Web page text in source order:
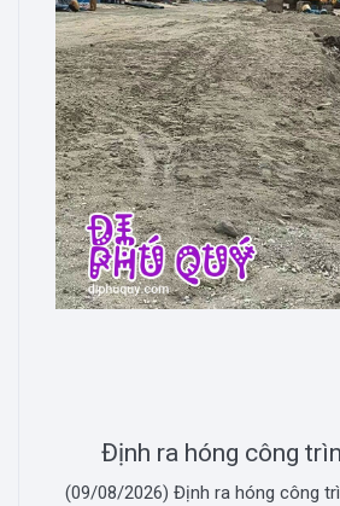
Định ra hóng công
(09/08/2026) Định ra hóng công